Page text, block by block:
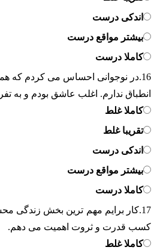
اندکی درست
بیشتر مواقع درست
کاملا درست
16. در نوجوانی احساس می کردم که
انطباق ندارم. اغلب عاشق بودم و به
کاملا غلط
تقریبا غلط
اندکی درست
بیشتر مواقع درست
کاملا درست
17. کار برایم مهم ترین بخش زندگی
کسب قدرت و ثروت اهمیت می دهم.
کاملا غلط